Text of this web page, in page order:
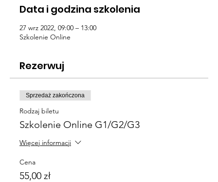
Data i godzina szkolenia
27 wrz 2022, 09:00 – 13:00
Szkolenie Online
Rezerwuj
Sprzedaż zakończona
Rodzaj biletu
Szkolenie Online G1/G2/G3
Więcej informacji
Cena
55,00 zł